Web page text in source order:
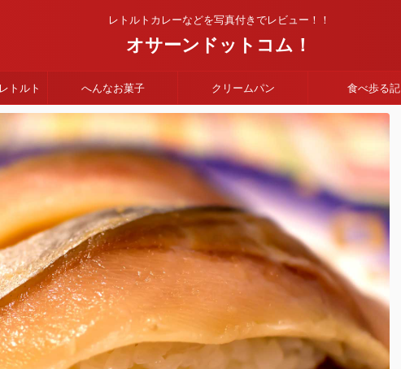
レトルトカレーなどを写真付きでレビュー！！
オサーンドットコム！
トルト へんなお菓子 クリームパン 食べ歩る記